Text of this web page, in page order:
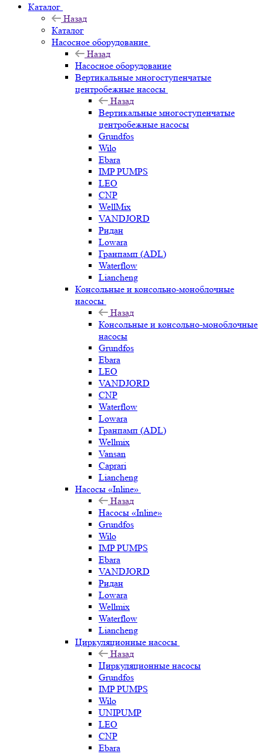
Каталог
Назад
Каталог
Насосное оборудование
Назад
Насосное оборудование
Вертикальные многоступенчатые
центробежные насосы
Назад
Вертикальные многоступенчатые
центробежные насосы
Grundfos
Wilo
Ebara
IMP PUMPS
LEO
CNP
WellMix
VANDJORD
Ридан
Lowara
Гранпамп (ADL)
Waterflow
Liancheng
Консольные и консольно-моноблочные
насосы
Назад
Консольные и консольно-моноблочные
насосы
Grundfos
Ebara
LEO
VANDJORD
CNP
Waterflow
Lowara
Гранпамп (ADL)
Wellmix
Vansan
Caprari
Liancheng
Насосы «Inline»
Назад
Насосы «Inline»
Grundfos
Wilo
IMP PUMPS
Ebara
VANDJORD
Ридан
Lowara
Wellmix
Waterflow
Liancheng
Циркуляционные насосы
Назад
Циркуляционные насосы
Grundfos
IMP PUMPS
Wilo
UNIPUMP
LEO
CNP
Ebara